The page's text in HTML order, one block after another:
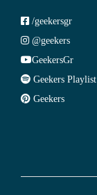
/geekersgr
@geekers
GeekersGr
Geekers Playlist
Geekers